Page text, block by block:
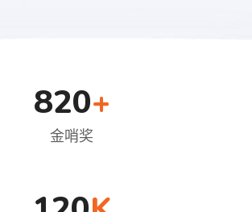
820+
金哨奖